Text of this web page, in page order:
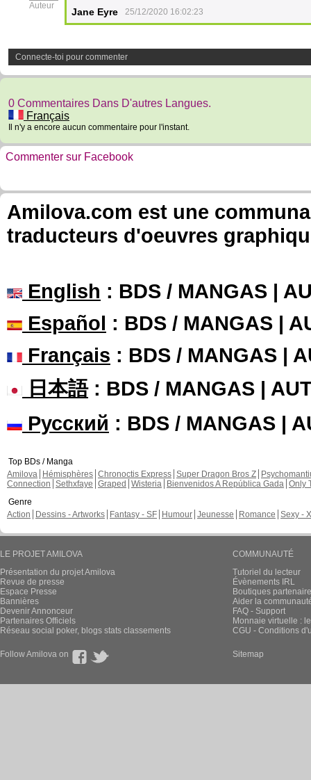
Auteur
Jane Eyre 25/12/2020 16:02:23
Connecte-toi pour commenter
0 Commentaires Dans D'autres Langues.
Français
Il n'y a encore aucun commentaire pour l'instant.
Commenter sur Facebook
Amilova.com est une
traducteurs d'oeuvres
English : BDS / MANGAS |
Español : BDS / MANGAS |
Français : BDS / MANGAS |
日本語: BDS / MANGAS |
Русский : BDS / MANGAS |
Top BDs / Manga
Amilova
Hémisphères Chronoctis Express Super Dragon Bros Z
Connection Sethxfaye Graped Wisteria Bienvenidos A República Gada Only
Genre
Action
Dessins - Artworks Fantasy - SF Humour Jeunesse Romance Sexy -
LE PROJET AMILOVA
Présentation du projet Amilova
Revue de presse
Espace Presse
Bannières
Devenir Annonceur
Partenaires Officiels
Réseau social poker, blogs stats classements
COMMUNAUTÉ
Tutoriel du lecteur
Évènements IRL
Boutiques
Aider la
FAQ - Support
Monnaie virtuelle :
CGU - Conditions
Follow Amilova on Sitemap